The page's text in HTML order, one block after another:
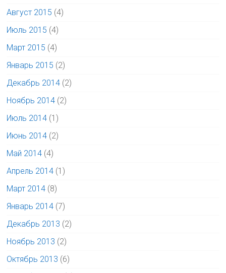
Август 2015 (4)
Июль 2015 (4)
Март 2015 (4)
Январь 2015 (2)
Декабрь 2014 (2)
Ноябрь 2014 (2)
Июль 2014 (1)
Июнь 2014 (2)
Май 2014 (4)
Апрель 2014 (1)
Март 2014 (8)
Январь 2014 (7)
Декабрь 2013 (2)
Ноябрь 2013 (2)
Октябрь 2013 (6)